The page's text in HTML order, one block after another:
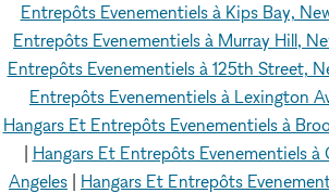
Entrepôts Evenementiels à Kips Bay,
Entrepôts Evenementiels à Murray Hill,
Entrepôts Evenementiels à 125th Street,
Entrepôts Evenementiels à Lexington
Hangars Et Entrepôts Evenementiels à
Hangars Et Entrepôts Evenementiels à
Angeles
Hangars Et Entrepôts